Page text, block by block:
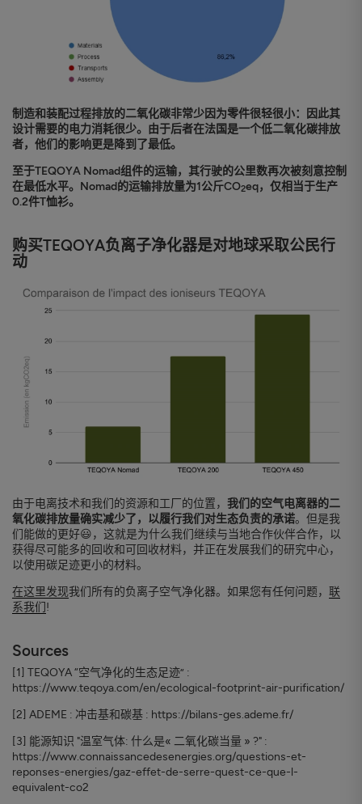
制造和装配过程排放的二氧化碳非常少因为零件很轻很小：因此其
设计需要的电力消耗很少。由于后者在法国是一个低二氧化碳排放
者，他们的影响更是降到了最低。
至于TEQOYA Nomad组件的运输，其行驶的公里数再次被刻意控制
在最低水平。Nomad的运输排放量为1公斤CO2eq，仅相当于生产
0.2件T恤衫。
购买TEQOYA负离子净化器是对地球采取公民行
动
由于电离技术和我们的资源和工厂的位置， 我们的空气电离器的二
氧化碳排放量确实减少了，以履行我们对生态负责的承诺。但是我
们能做的更好😃，这就是为什么我们继续与当地合作伙伴合作，以
获得尽可能多的回收和可回收材料，并正在发展我们的研究中心，
以使用碳足迹更小的材料。
在这里发现我们所有的负离子空气净化器。如果您有任何问题， 联
系我们!
Sources
[1] TEQOYA “空气净化的生态足迹” :
https://www.teqoya.com/en/ecological-footprint-air-purification/
[2] ADEME : 冲击基和碳基 : https://bilans-ges.ademe.fr/
[3] 能源知识 "温室气体: 什么是« 二氧化碳当量 » ?" :
https://www.connaissancedesenergies.org/questions-et-
reponses-energies/gaz-effet-de-serre-quest-ce-que-l-
equivalent-co2